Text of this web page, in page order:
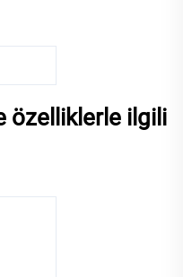
özelliklerle ilgili